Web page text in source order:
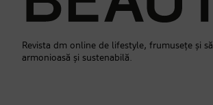
Revista dm online de lifestyle, frumusețe și
armonioasă și sustenabilă.